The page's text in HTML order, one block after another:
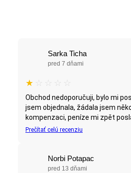
Sarka Ticha
pred 7 dňami
★ ☆ ☆ ☆ ☆
Obchod nedoporučuji, bylo mi
jsem objednala, žádala jsem
kompenzaci, peníze mi zpět
Prečítať celú recenziu
Norbi Potapac
pred 13 dňami